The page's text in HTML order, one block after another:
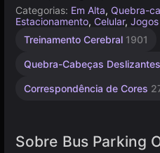
Categorias: Em Alta, Quebra-
Estacionamento, Celular,
Treinamento Cerebral 1901
Quebra-Cabeças Deslizantes
Correspondência de Cores
Sobre Bus Parking